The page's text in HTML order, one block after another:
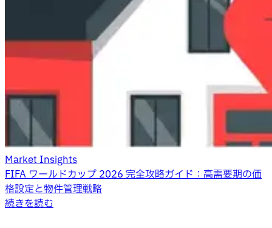
Market Insights
FIFA ワールドカップ 2026 完全攻略ガイド：高需要期の価
格設定と物件管理戦略
続きを読む